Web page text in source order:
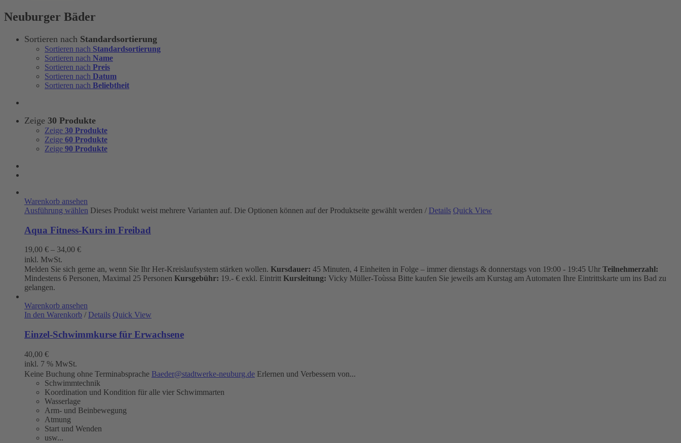
Neuburger Bäder
Sortieren nach Standardsortierung
Sortieren nach Standardsortierung
Sortieren nach Name
Sortieren nach Preis
Sortieren nach Datum
Sortieren nach Beliebtheit
Zeige 30 Produkte
Zeige 30 Produkte
Zeige 60 Produkte
Zeige 90 Produkte
Warenkorb ansehen
Ausführung wählen Dieses Produkt weist mehrere Varianten auf. Die Optionen können auf der Produktseite gewählt werden / Details Quick View
Aqua Fitness-Kurs im Freibad
19,00 € – 34,00 €
inkl. MwSt.
Melden Sie sich gerne an, wenn Sie Ihr Her-Kreislaufsystem stärken wollen. Kursdauer: 45 Minuten, 4 Einheiten in Folge – immer dienstags & donnerstags von 19:00 - 19:45 Uhr Teilnehmerzahl:
Mindestens 6 Personen, Maximal 25 Personen Kursgebühr: 19.- € exkl. Eintritt Kursleitung: Vicky Müller-Toùssa Bitte kaufen Sie jeweils am Kurstag am Automaten Ihre Eintrittskarte um ins Bad zu
gelangen.
Warenkorb ansehen
In den Warenkorb / Details Quick View
Einzel-Schwimmkurse für Erwachsene
40,00 €
inkl. 7 % MwSt.
Keine Buchung ohne Terminabsprache Baeder@stadtwerke-neuburg.de Erlernen und Verbessern von...
Schwimmtechnik
Koordination und Kondition für alle vier Schwimmarten
Wasserlage
Arm- und Beinbewegung
Atmung
Start und Wenden
usw...